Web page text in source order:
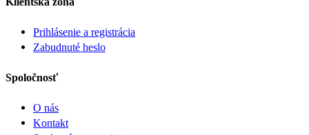
Prihlásenie a registrácia
Zabudnuté heslo
Spoločnosť
O nás
Kontakt